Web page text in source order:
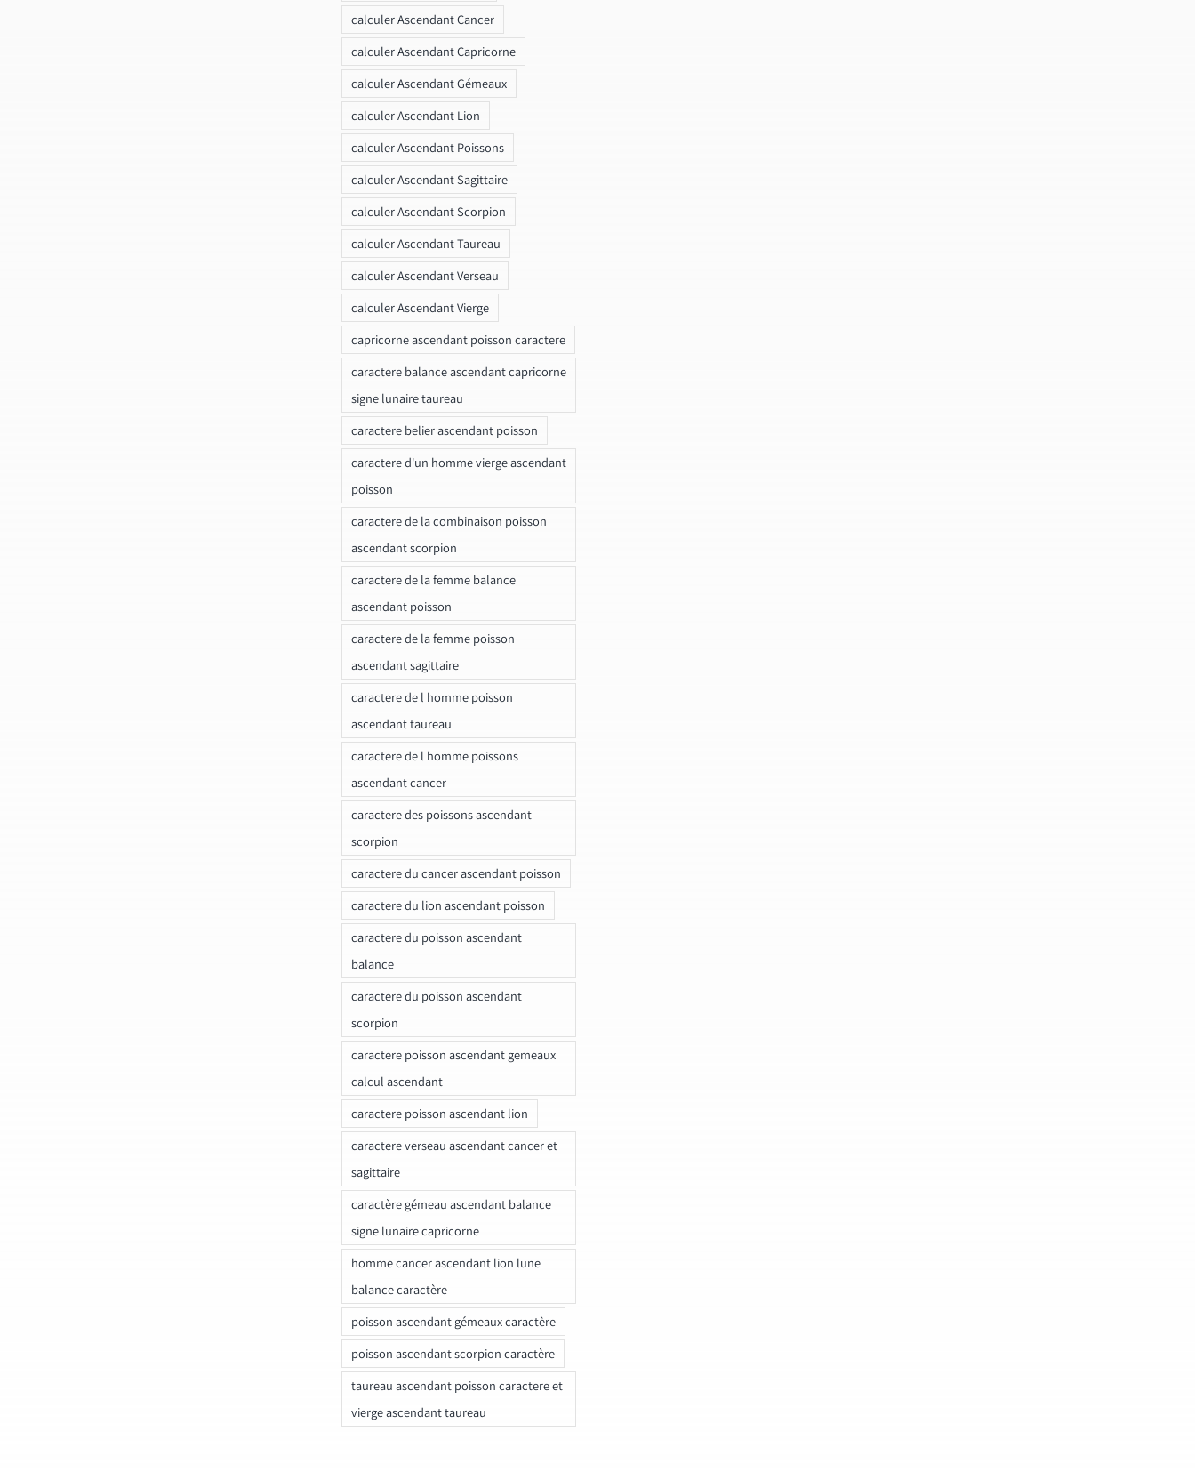
calculer Ascendant Cancer
calculer Ascendant Capricorne
calculer Ascendant Gémeaux
calculer Ascendant Lion
calculer Ascendant Poissons
calculer Ascendant Sagittaire
calculer Ascendant Scorpion
calculer Ascendant Taureau
calculer Ascendant Verseau
calculer Ascendant Vierge
capricorne ascendant poisson caractere
caractere balance ascendant capricorne
signe lunaire taureau
caractere belier ascendant poisson
caractere d'un homme vierge ascendant
poisson
caractere de la combinaison poisson
ascendant scorpion
caractere de la femme balance
ascendant poisson
caractere de la femme poisson
ascendant sagittaire
caractere de l homme poisson
ascendant taureau
caractere de l homme poissons
ascendant cancer
caractere des poissons ascendant
scorpion
caractere du cancer ascendant poisson
caractere du lion ascendant poisson
caractere du poisson ascendant
balance
caractere du poisson ascendant
scorpion
caractere poisson ascendant gemeaux
calcul ascendant
caractere poisson ascendant lion
caractere verseau ascendant cancer et
sagittaire
caractère gémeau ascendant balance
signe lunaire capricorne
homme cancer ascendant lion lune
balance caractère
poisson ascendant gémeaux caractère
poisson ascendant scorpion caractère
taureau ascendant poisson caractere et
vierge ascendant taureau